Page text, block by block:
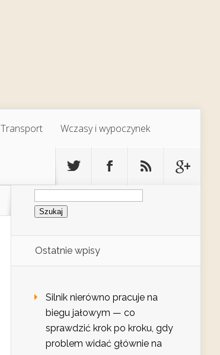
Transport Wczasy i wypoczynek
Szukaj:
Ostatnie wpisy
Silnik nierówno pracuje na
biegu jałowym — co
sprawdzić krok po kroku, gdy
problem widać głównie na